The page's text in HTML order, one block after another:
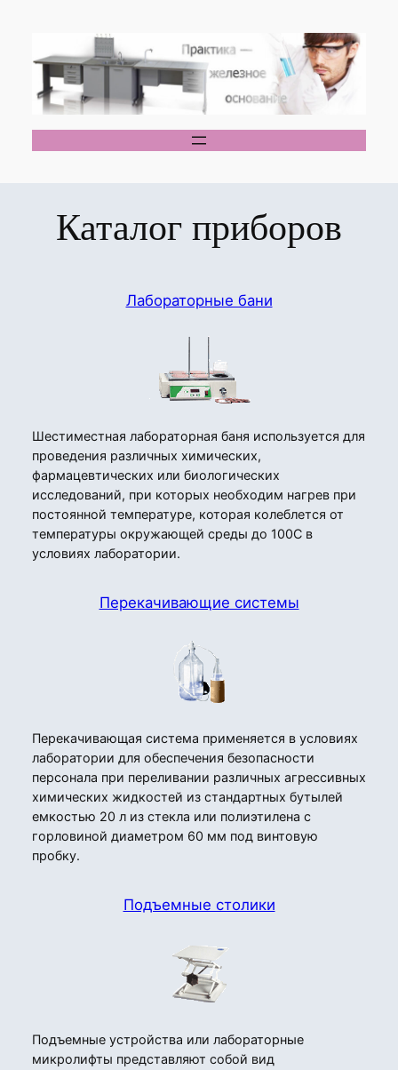
содержимому
Каталог приборов
Лабораторные бани
Шестиместная лабораторная баня используется для
проведения различных химических,
фармацевтических или биологических
исследований, при которых необходим нагрев при
постоянной температуре, которая колеблется от
температуры окружающей среды до 100С в
условиях лаборатории.
Перекачивающие системы
Перекачивающая система применяется в условиях
лаборатории для обеспечения безопасности
персонала при переливании различных агрессивных
химических жидкостей из стандартных бутылей
емкостью 20 л из стекла или полиэтилена с
горловиной диаметром 60 мм под винтовую
пробку.
Подъемные столики
Подъемные устройства или лабораторные
микролифты представляют собой вид